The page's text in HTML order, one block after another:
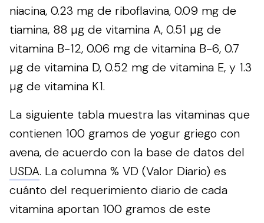
niacina, 0.23 mg de riboflavina, 0.09 mg de
tiamina, 88 µg de vitamina A, 0.51 µg de
vitamina B-12, 0.06 mg de vitamina B-6, 0.7
µg de vitamina D, 0.52 mg de vitamina E, y 1.3
µg de vitamina K1.
La siguiente tabla muestra las vitaminas que
contienen 100 gramos de yogur griego con
avena, de acuerdo con la base de datos del
USDA. La columna % VD (Valor Diario) es
cuánto del requerimiento diario de cada
vitamina aportan 100 gramos de este